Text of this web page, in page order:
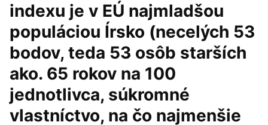
indexu je v EÚ najmladšou
populáciou Írsko (necelých 53
bodov, teda 53 osôb starších
ako. 65 rokov na 100
jednotlivca, súkromné
vlastníctvo, na čo najmenšie